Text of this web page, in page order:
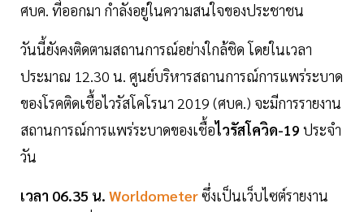
ศบค. ที่ออกมา กำลังอยู่ในความสนใจของประชาชน
วันนี้ยังคงติดตามสถานการณ์อย่างใกล้ชิด โดยในเวลา
ประมาณ 12.30 น. ศูนย์บริหารสถานการณ์การแพร่ระบาด
ของโรคติดเชื้อไวรัสโคโรนา 2019 (ศบค.) จะมีการรายงาน
สถานการณ์การแพร่ระบาดของเชื้อไวรัสโควิด-19 ประจำ
วัน
เวลา 06.35 น. Worldometerซึ่งเป็นเว็บไซต์รายงาน